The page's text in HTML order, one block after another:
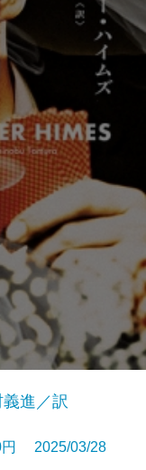
進／訳
2025/03/28